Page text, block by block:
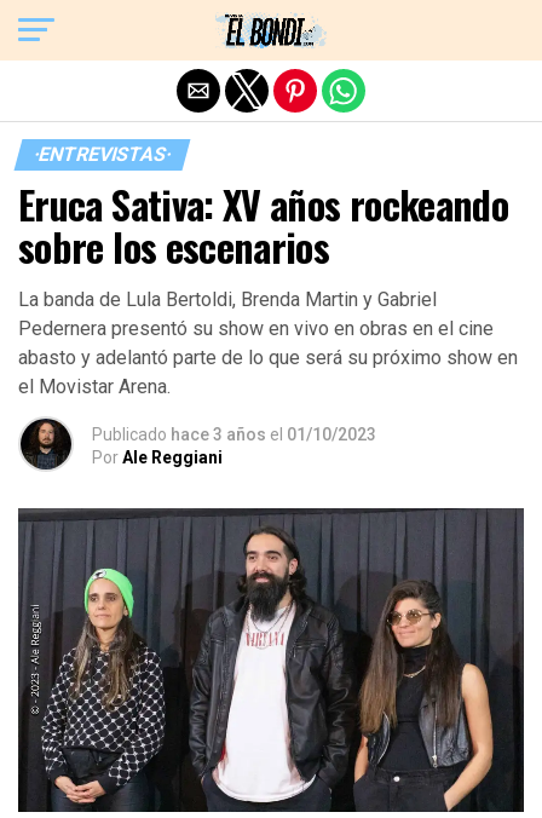
·ENTREVISTAS·
Eruca Sativa: XV años rockeando
sobre los escenarios
La banda de Lula Bertoldi, Brenda Martin y Gabriel
Pedernera presentó su show en vivo en obras en el cine
abasto y adelantó parte de lo que será su próximo show en
el Movistar Arena.
Publicado hace 3 años el 01/10/2023
PorAle Reggiani
Exit mobile version